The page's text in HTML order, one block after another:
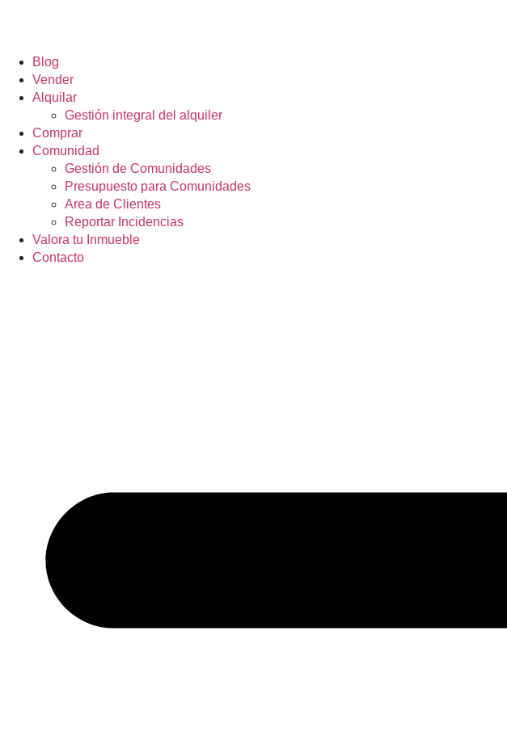
Blog
Vender
Alquilar
Gestión integral del alquiler
Comprar
Comunidad
Gestión de Comunidades
Presupuesto para Comunidades
Area de Clientes
Reportar Incidencias
Valora tu Inmueble
Contacto